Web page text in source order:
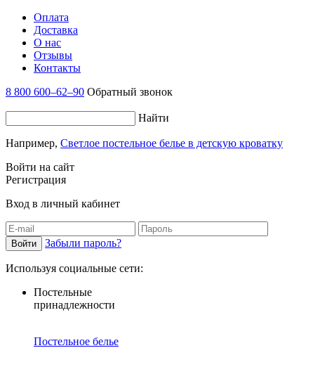
Оплата
Доставка
О нас
Отзывы
Контакты
8 800 600–62–90 Обратный звонок
Найти
Например, Светлое постельное белье в детскую кроватку
Войти на сайт
Регистрация
Вход в личный кабинет
Забыли пароль?
Используя социальные сети:
Постельные
принадлежности
Постельное белье